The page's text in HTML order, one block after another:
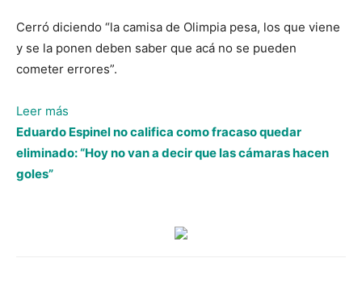
Cerró diciendo “la camisa de Olimpia pesa, los que viene
y se la ponen deben saber que acá no se pueden
cometer errores”.
Leer más
Michaell
Chirinos
Eduardo Espinel no califica como fracaso quedar
eliminado: “Hoy no van a decir que las cámaras hacen
goles”